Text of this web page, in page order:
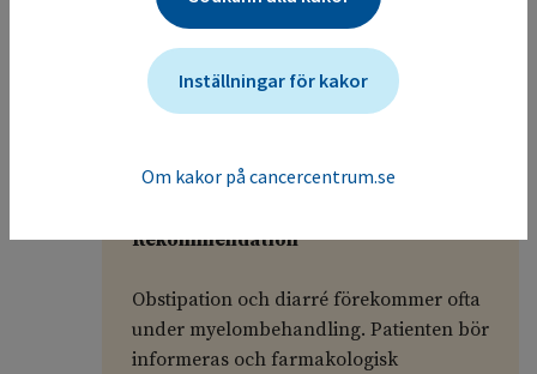
tandvårdsbidrag, se
Tandvårdsstöd
Försäkringskassan.
Gastrointesterala besvär:
Rekommendation
Obstipation och diarré förekommer ofta
under myelombehandling. Patienten bör
informeras och farmakologisk
Inställningar för kakor
Om kakor på cancercentrum.se